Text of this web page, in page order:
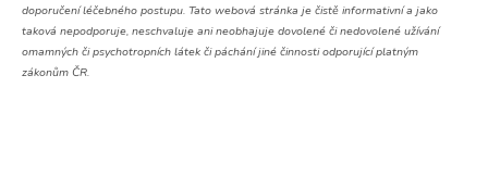
doporučení léčebného postupu. Tato webová stránka je čistě informativní a jako
taková nepodporuje, neschvaluje ani neobhajuje dovolené či nedovolené užívání
omamných či psychotropních látek či páchání jiné činnosti odporující platným
zákonům ČR.